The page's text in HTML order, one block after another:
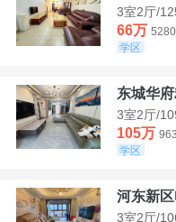
3室2厅/
66万
学区
东城华
3室2厅/
105万
学区
河东新
3室2厅/